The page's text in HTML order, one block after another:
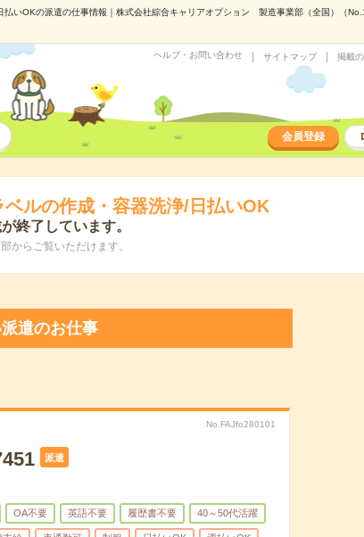
払いOKの派遣の仕事情報｜株式会社綜合キャリアオプション 製造事業部（全国）（
ヘルプ・お問い合わせ サイトマップ 掲載
会員登録
ベルの作成・容器洗浄/日払いOK
終了しています。
からご覧いただけます。
遣のお仕事
No.FAJfo280101
派遣
OA不要 英語不要 履歴書不要 40～50代活躍